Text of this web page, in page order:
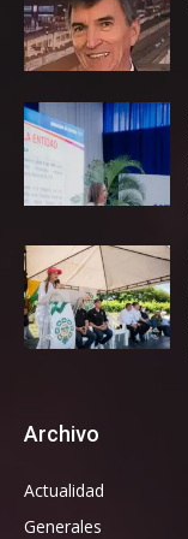
Archivo
Actualidad
Generales